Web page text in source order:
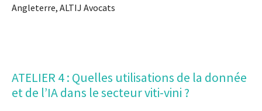
Angleterre, ALTIJ Avocats
ATELIER 4 : Quelles utilisations de la donnée
et de l’IA dans le secteur viti-vini ?